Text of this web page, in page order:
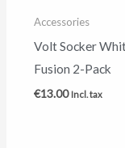
Accessories
Volt Socker
Fusion 2-Pack
€13.00 Incl. tax